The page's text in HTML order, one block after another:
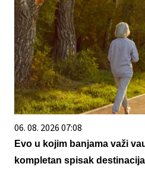
06. 08. 2026 07:08
Evo u kojim banjama važi
kompletan spisak